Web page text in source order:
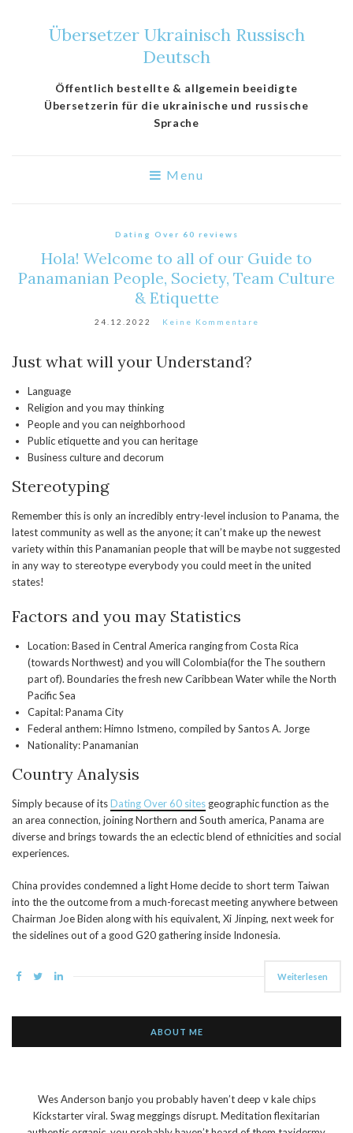
Übersetzer Ukrainisch Russisch
Deutsch
Öffentlich bestellte & allgemein beeidigte
Übersetzerin für die ukrainische und russische
Sprache
Menu
Dating Over 60 reviews
Hola! Welcome to all of our Guide to
Panamanian People, Society, Team Culture
& Etiquette
24.12.2022 Keine Kommentare
Just what will your Understand?
Language
Religion and you may thinking
People and you can neighborhood
Public etiquette and you can heritage
Business culture and decorum
Stereotyping
Remember this is only an incredibly entry-level inclusion to Panama, the
latest community as well as the anyone; it can’t make up the newest
variety within this Panamanian people that will be maybe not suggested
in any way to stereotype everybody you could meet in the united
states!
Factors and you may Statistics
Location: Based in Central America ranging from Costa Rica
(towards Northwest) and you will Colombia(for the The southern
part of). Boundaries the fresh new Caribbean Water while the North
Pacific Sea
Capital: Panama City
Federal anthem: Himno Istmeno, compiled by Santos A. Jorge
Nationality: Panamanian
Country Analysis
Simply because of itsDating Over 60 sites geographic function as the
an area connection, joining Northern and South america, Panama are
diverse and brings towards the an eclectic blend of ethnicities and social
experiences.
China provides condemned a light Home decide to short term Taiwan
into the the outcome from a much-forecast meeting anywhere between
Chairman Joe Biden along with his equivalent, Xi Jinping, next week for
the sidelines out of a good G20 gathering inside Indonesia.
Weiterlesen
ABOUT ME
Wes Anderson banjo you probably haven’t deep v kale chips
Kickstarter viral. Swag meggings disrupt. Meditation flexitarian